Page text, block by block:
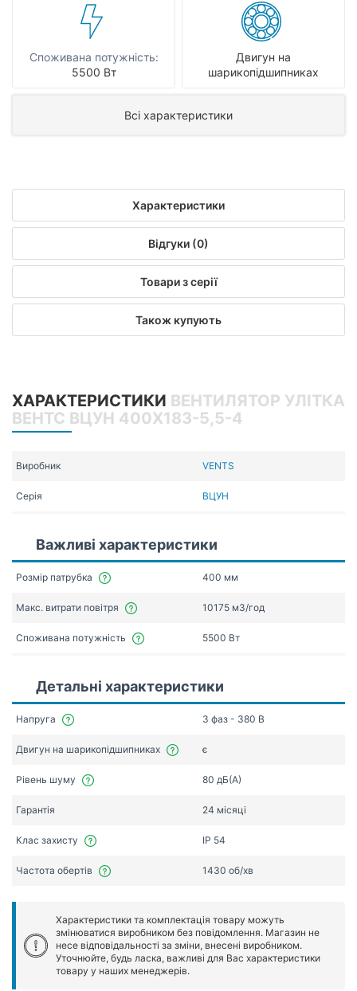
Споживана потужність:
5500 Вт
Двигун на
шарикопідшипниках
Всі характеристики
Характеристики
Відгуки (0)
Товари з серії
Також купують
ХАРАКТЕРИСТИКИ ВЕНТИЛЯТОР УЛІТКА
ВЕНТС ВЦУН 400X183-5,5-4
Виробник VENTS
Серія ВЦУН
Важливі характеристики
Розмір патрубка 400 мм
Макс. витрати повітря 10175 мЗ/год
Споживана потужність 5500 Вт
Детальні характеристики
Напруга 3 фаз - 380 В
Двигун на шарикопідшипниках є
Рівень шуму 80 дБ(А)
Гарантія 24 місяці
Клас захисту IP 54
Частота обертів 1430 об/хв
Характеристики та комплектація товару можуть
змінюватися виробником без повідомлення. Магазин не
несе відповідальності за зміни, внесені виробником.
Уточнюйте, будь ласка, важливі для Вас характеристики
товару у наших менеджерів.